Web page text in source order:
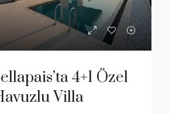
4+1 Özel
Villa